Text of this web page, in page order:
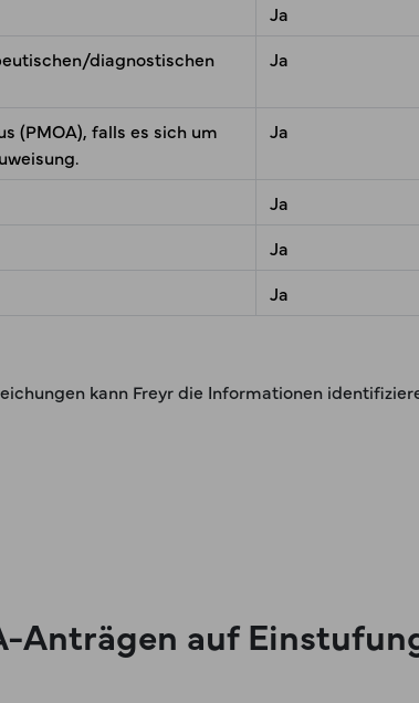
Ja
diagnostischen
Ja
(PMOA), falls es sich um
Ja
Ja
Ja
Ja
kann Freyr die Informationen
Anträgen auf